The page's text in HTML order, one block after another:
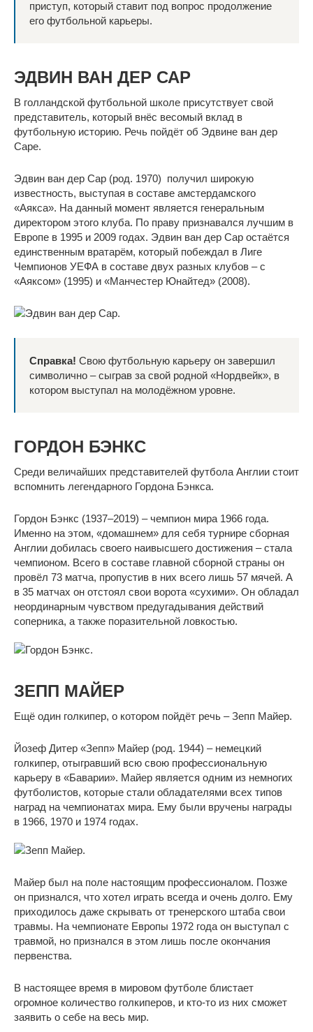
приступ, который ставит под вопрос продолжение
его футбольной карьеры.
ЭДВИН ВАН ДЕР САР
В голландской футбольной школе присутствует свой
представитель, который внёс весомый вклад в
футбольную историю. Речь пойдёт об Эдвине ван дер
Саре.
Эдвин ван дер Сар (род. 1970) получил широкую
известность, выступая в составе амстердамского
«Аякса». На данный момент является генеральным
директором этого клуба. По праву признавался лучшим в
Европе в 1995 и 2009 годах. Эдвин ван дер Сар остаётся
единственным вратарём, который побеждал в Лиге
Чемпионов УЕФА в составе двух разных клубов – с
«Аяксом» (1995) и «Манчестер Юнайтед» (2008).
Справка! Свою футбольную карьеру он завершил
символично – сыграв за свой родной «Нордвейк», в
котором выступал на молодёжном уровне.
ГОРДОН БЭНКС
Среди величайших представителей футбола Англии стоит
вспомнить легендарного Гордона Бэнкса.
Гордон Бэнкс (1937–2019) – чемпион мира 1966 года.
Именно на этом, «домашнем» для себя турнире сборная
Англии добилась своего наивысшего достижения – стала
чемпионом. Всего в составе главной сборной страны он
провёл 73 матча, пропустив в них всего лишь 57 мячей. А
в 35 матчах он отстоял свои ворота «сухими». Он обладал
неординарным чувством предугадывания действий
соперника, а также поразительной ловкостью.
ЗЕПП МАЙЕР
Ещё один голкипер, о котором пойдёт речь – Зепп Майер.
Йозеф Дитер «Зепп» Майер (род. 1944) – немецкий
голкипер, отыгравший всю свою профессиональную
карьеру в «Баварии». Майер является одним из немногих
футболистов, которые стали обладателями всех типов
наград на чемпионатах мира. Ему были вручены награды
в 1966, 1970 и 1974 годах.
Майер был на поле настоящим профессионалом. Позже
он признался, что хотел играть всегда и очень долго. Ему
приходилось даже скрывать от тренерского штаба свои
травмы. На чемпионате Европы 1972 года он выступал с
травмой, но признался в этом лишь после окончания
первенства.
В настоящее время в мировом футболе блистает
огромное количество голкиперов, и кто-то из них сможет
заявить о себе на весь мир.